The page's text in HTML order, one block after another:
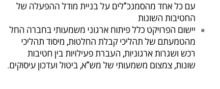
עם כל אחד מהסמנכ”לים על בניית מודל ההפעלה של
החטיבות השונות
יישום הפרויקט כלל פיתוח ארגוני משמעותי בחברה החל
מהטמעתם של תהליכי קבלת החלטות, מיסוד תהליכי
רכש ושגרות ארגוניות, העברת פעילויות בין חטיבות
שונות, צמצום משמעותי של מש”א, ביטול ועדכון עיסוקים.